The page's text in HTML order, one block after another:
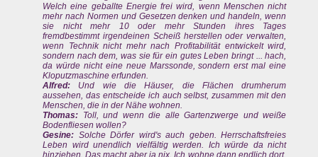
Welch eine geballte Energie frei wird, wenn Menschen nicht
mehr nach Normen und Gesetzen denken und handeln, wenn
sie nicht mehr 10 oder mehr Stunden ihres Tages
fremdbestimmt irgendeinen Scheiß herstellen oder verwalten,
wenn Technik nicht mehr nach Profitabilität entwickelt wird,
sondern nach dem, was sie für ein gutes Leben bringt ... hach,
da würde nicht eine neue Marssonde, sondern erst mal eine
Kloputzmaschine erfunden.
Alfred: Und wie die Häuser, die Flächen drumherum
aussehen, das entscheide ich auch selbst, zusammen mit den
Menschen, die in der Nähe wohnen.
Thomas: Toll, und wenn die alle Gartenzwerge und weiße
Bodenfliesen wollen?
Gesine: Solche Dörfer wird's auch geben. Herrschaftsfreies
Leben wird unendlich vielfältig werden. Ich würde da nicht